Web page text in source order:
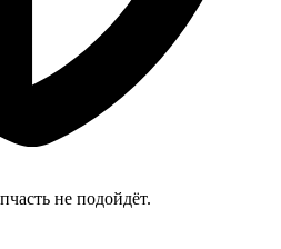
не подойдёт.